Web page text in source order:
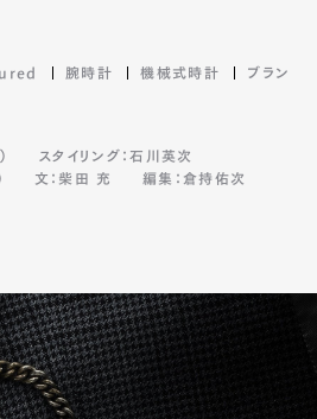
腕時計 機械式時計
ブラン
スタイリング：石川英次
文：柴田 充 編集：倉持佑次